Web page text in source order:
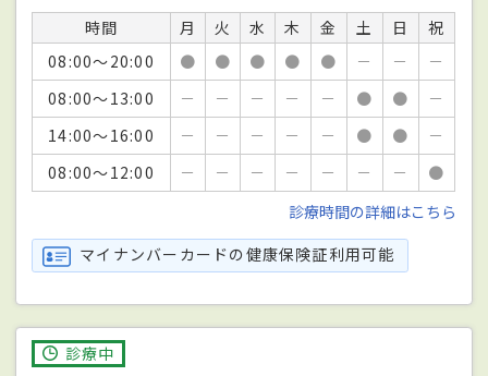
時間 月 火 水 木 金 土 日
祝
08:00～20:00
● ● ● ● ● － －
－
08:00～13:00
－ － － － － ● ●
－
14:00～16:00
－ － － － － ● ●
－
08:00～12:00
－ － － － － － －
●
診療時間の詳細はこちら
マイナンバーカードの健康保険証利用可能
診療中